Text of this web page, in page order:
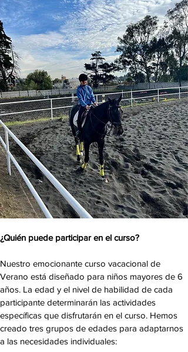
¿Quién puede participar en el curso?
Nuestro emocionante curso vacacional de
Verano está diseñado para niños mayores de 6
años. La edad y el nivel de habilidad de cada
participante determinarán las actividades
específicas que disfrutarán en el curso. Hemos
creado tres grupos de edades para adaptarnos
a las necesidades individuales: